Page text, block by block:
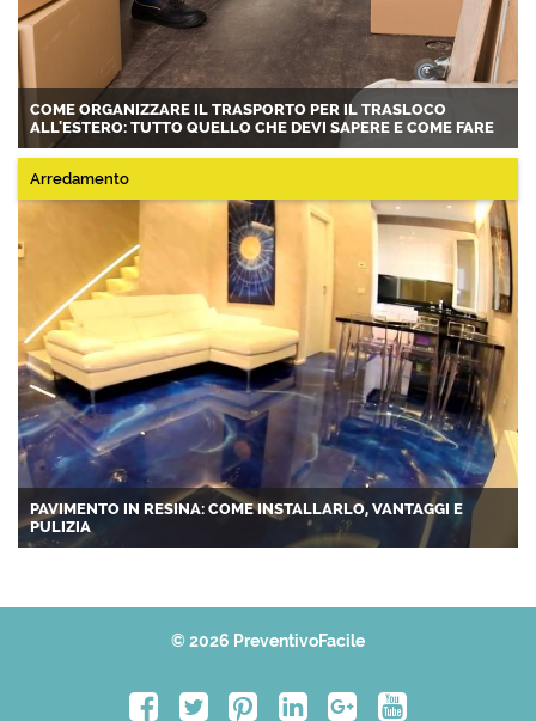
COME ORGANIZZARE IL TRASPORTO PER IL TRASLOCO
ALL'ESTERO: TUTTO QUELLO CHE DEVI SAPERE E COME FARE
Arredamento
PAVIMENTO IN RESINA: COME INSTALLARLO, VANTAGGI E
PULIZIA
© 2026 PreventivoFacile